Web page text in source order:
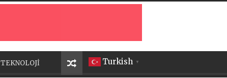
Turkish ▼
TEKNOLOJİ